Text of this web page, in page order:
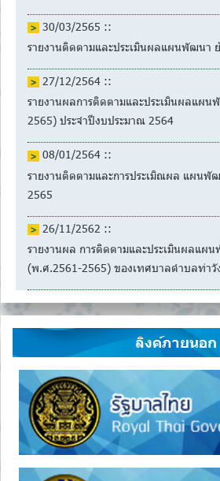
30/03/2565 ::
รายงานติดตามและประเมินผลแผนพัฒนา
27/12/2564 ::
รายงานผลการติดตามและประเมินผลแผ
2565) ประจำปีงบประมาณ 2564
08/01/2564 ::
รายงานติดตามและการประเมิณผล แผนพั
2565
26/11/2562 ::
รายงานผล การติดตามและประเมินผลแผ
(พ.ศ.2561-2565) ของเทศบาลตำบลท่าวั
ลิงค์ภายนอก